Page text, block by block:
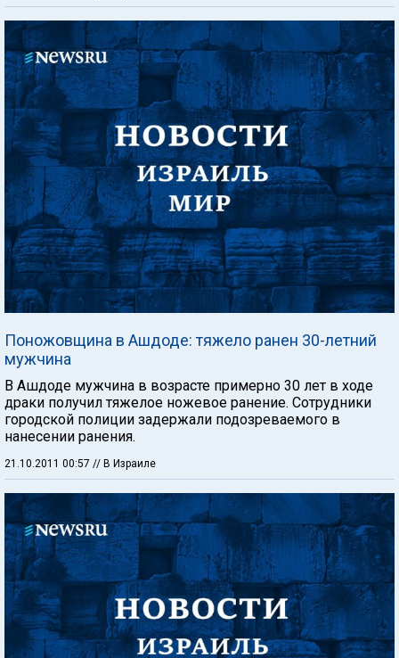
Поножовщина в Ашдоде: тяжело ранен 30-летний
мужчина
В Ашдоде мужчина в возрасте примерно 30 лет в ходе
драки получил тяжелое ножевое ранение. Сотрудники
городской полиции задержали подозреваемого в
нанесении ранения.
21.10.2011 00:57 // В Израиле